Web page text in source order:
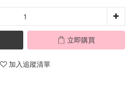
立即購買
加入追蹤清單